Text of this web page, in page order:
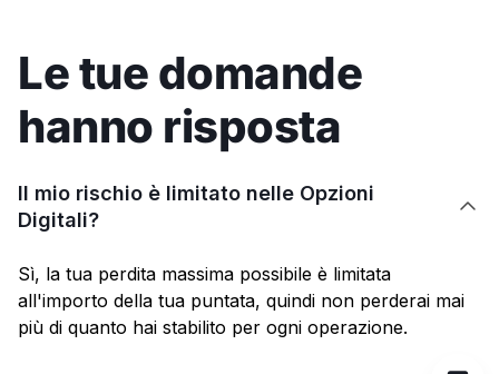
Le tue domande
hanno risposta
Il mio rischio è limitato nelle Opzioni
Digitali?

Sì, la tua perdita massima possibile è limitata
all'importo della tua puntata, quindi non perderai mai
più di quanto hai stabilito per ogni operazione.